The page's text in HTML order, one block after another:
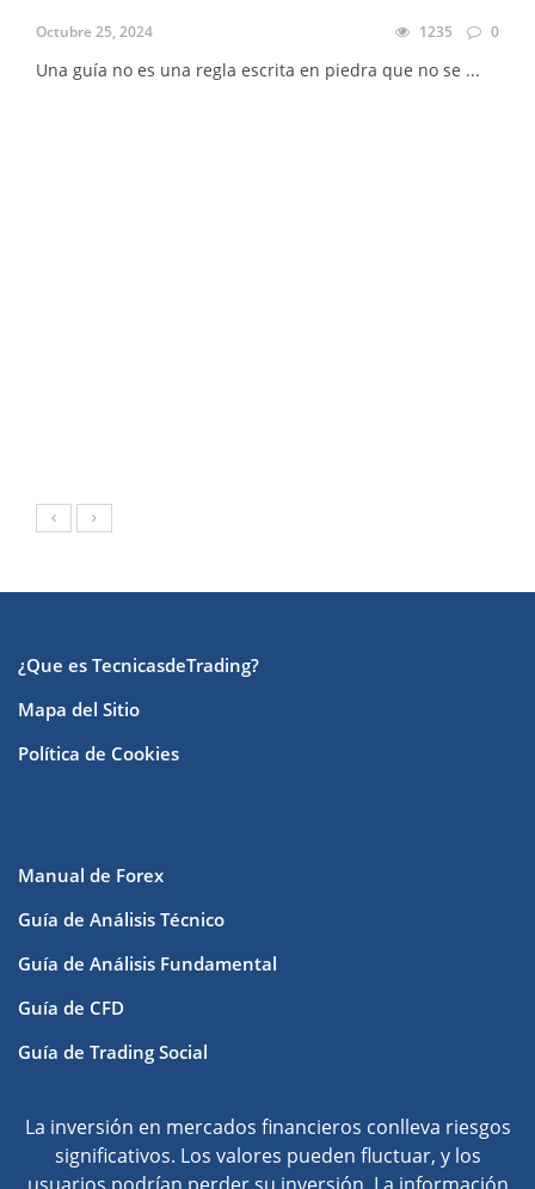
Octubre 25, 2024 1235 0
Una guía no es una regla escrita en piedra que no se ...
¿Que es TecnicasdeTrading?
Mapa del Sitio
Política de Cookies
Manual de Forex
Guía de Análisis Técnico
Guía de Análisis Fundamental
Guía de CFD
Guía de Trading Social
La inversión en mercados financieros conlleva riesgos
significativos. Los valores pueden fluctuar, y los